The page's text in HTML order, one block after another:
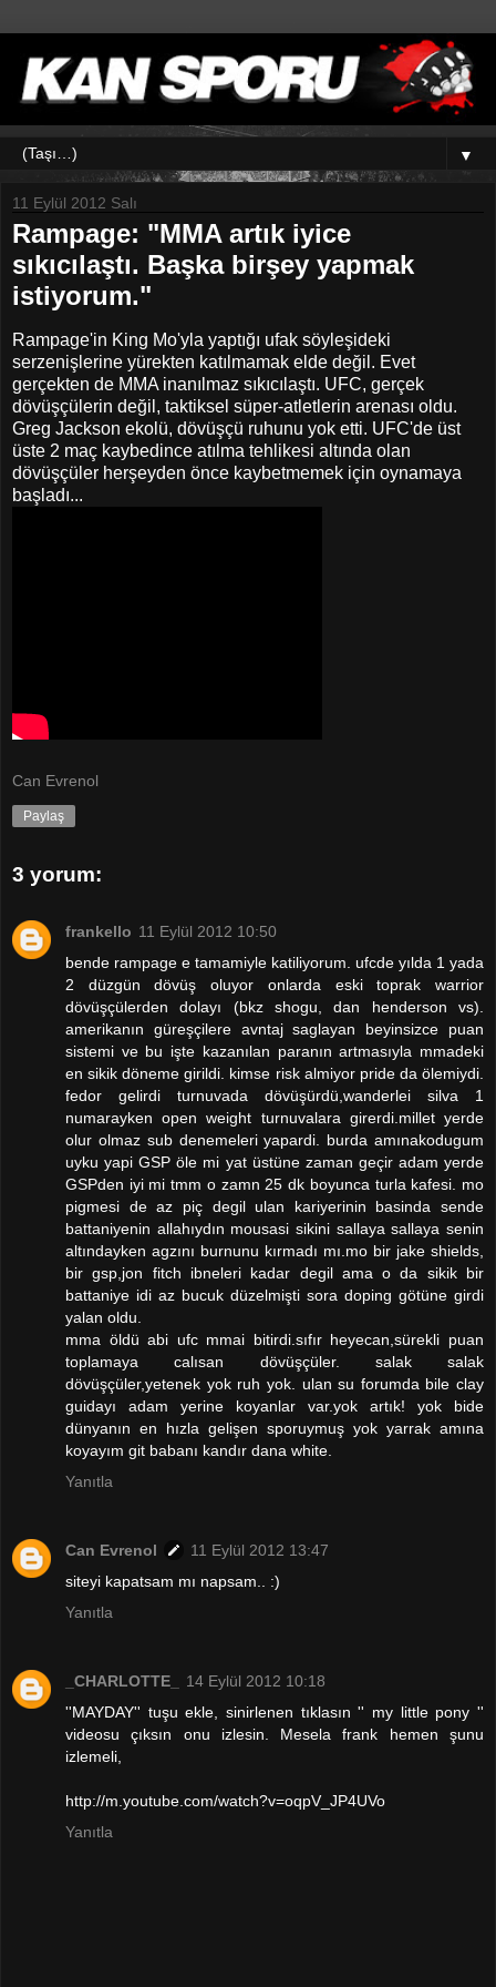
▼
11 Eylül 2012 Salı
Rampage: "MMA artık iyice
sıkıcılaştı. Başka birşey yapmak
istiyorum."
Rampage'in King Mo'yla yaptığı ufak söyleşideki
serzenişlerine yürekten katılmamak elde değil. Evet
gerçekten de MMA inanılmaz sıkıcılaştı. UFC, gerçek
dövüşçülerin değil, taktiksel süper-atletlerin arenası oldu.
Greg Jackson ekolü, dövüşçü ruhunu yok etti. UFC'de üst
üste 2 maç kaybedince atılma tehlikesi altında olan
dövüşçüler herşeyden önce kaybetmemek için oynamaya
başladı...
Can Evrenol
Paylaş
3 yorum:
frankello 11 Eylül 2012 10:50
bende rampage e tamamiyle katiliyorum. ufcde yılda 1 yada
2 düzgün dövüş oluyor onlarda eski toprak warrior
dövüşçülerden dolayı (bkz shogu, dan henderson vs).
amerikanın güreşçilere avntaj saglayan beyinsizce puan
sistemi ve bu işte kazanılan paranın artmasıyla mmadeki
en sikik döneme girildi. kimse risk almiyor pride da ölemiydi.
fedor gelirdi turnuvada dövüşürdü,wanderlei silva 1
numarayken open weight turnuvalara girerdi.millet yerde
olur olmaz sub denemeleri yapardi. burda amınakodugum
uyku yapi GSP öle mi yat üstüne zaman geçir adam yerde
GSPden iyi mi tmm o zamn 25 dk boyunca turla kafesi. mo
pigmesi de az piç degil ulan kariyerinin basinda sende
battaniyenin allahıydın mousasi sikini sallaya sallaya senin
altındayken agzını burnunu kırmadı mı.mo bir jake shields,
bir gsp,jon fitch ibneleri kadar degil ama o da sikik bir
battaniye idi az bucuk düzelmişti sora doping götüne girdi
yalan oldu.
mma öldü abi ufc mmai bitirdi.sıfır heyecan,sürekli puan
toplamaya calısan dövüşçüler. salak salak
dövüşçüler,yetenek yok ruh yok. ulan su forumda bile clay
guidayı adam yerine koyanlar var.yok artık! yok bide
dünyanın en hızla gelişen sporuymuş yok yarrak amına
koyayım git babanı kandır dana white.
Yanıtla
Can Evrenol
11 Eylül 2012 13:47
siteyi kapatsam mı napsam.. :)
Yanıtla
_CHARLOTTE_
14 Eylül 2012 10:18
''MAYDAY'' tuşu ekle, sinirlenen tıklasın '' my little pony ''
videosu çıksın onu izlesin. Mesela frank hemen şunu
izlemeli,
http://m.youtube.com/watch?v=oqpV_JP4UVo
Yanıtla